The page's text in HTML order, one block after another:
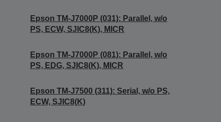
Epson TM-J7000P (031): Parallel, w/o
PS, ECW, SJIC8(K), MICR
Epson TM-J7000P (081): Parallel, w/o
PS, EDG, SJIC8(K), MICR
Epson TM-J7500 (311): Serial, w/o PS,
ECW, SJIC8(K)